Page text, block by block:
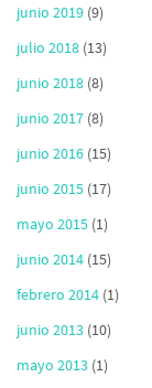
junio 2019 (9)
julio 2018 (13)
junio 2018 (8)
junio 2017 (8)
junio 2016 (15)
junio 2015 (17)
mayo 2015 (1)
junio 2014 (15)
febrero 2014 (1)
junio 2013 (10)
mayo 2013 (1)